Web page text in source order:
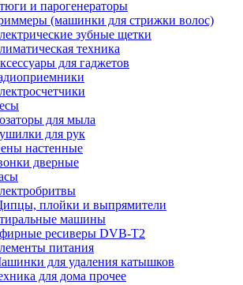
и парогенераторы
(машинки для стрижки волос)
зубные щетки
техника
для гаджетов
для мыла
для рук
настенные
дверные
плойки и выпрямители
машины
ресиверы DVB-T2
питания
для удаления катышков
для дома прочее